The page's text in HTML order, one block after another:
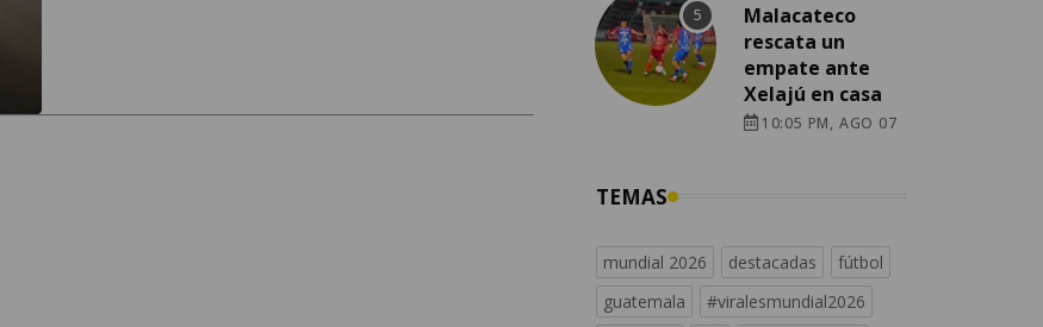
Malacateco
rescata un
empate ante
Xelajú en casa
10:05 PM, AGO 07
TEMAS
mundial 2026 destacadas
fútbol
guatemala
#viralesmundial2026